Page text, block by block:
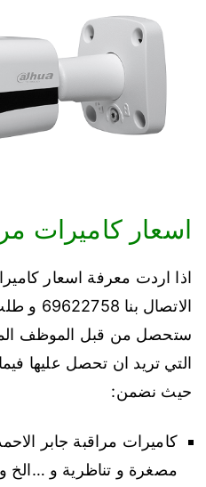
اسعار كاميرات
اذا اردت معرفة اسعار
الاتصال
ستحصل من قبل الموظف
التي تريد ان تحصل عليها
حيث نضمن:
كاميرات مراقبة جابر
مصغرة و تناظرية و …الخ